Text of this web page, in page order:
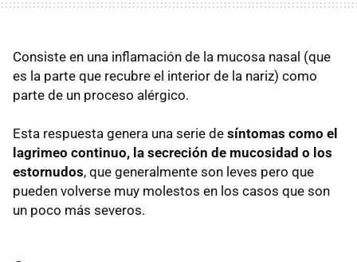
Consiste en una inflamación de la mucosa nasal (que
es la parte que recubre el interior de la nariz) como
parte de un proceso alérgico.
Esta respuesta genera una serie de síntomas como el
lagrimeo continuo, la secreción de mucosidad o los
estornudos, que generalmente son leves pero que
pueden volverse muy molestos en los casos que son
un poco más severos.